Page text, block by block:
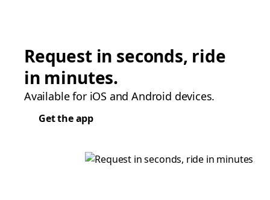
Request in seconds, ride
in minutes.
Available for iOS and Android devices.
Get the app